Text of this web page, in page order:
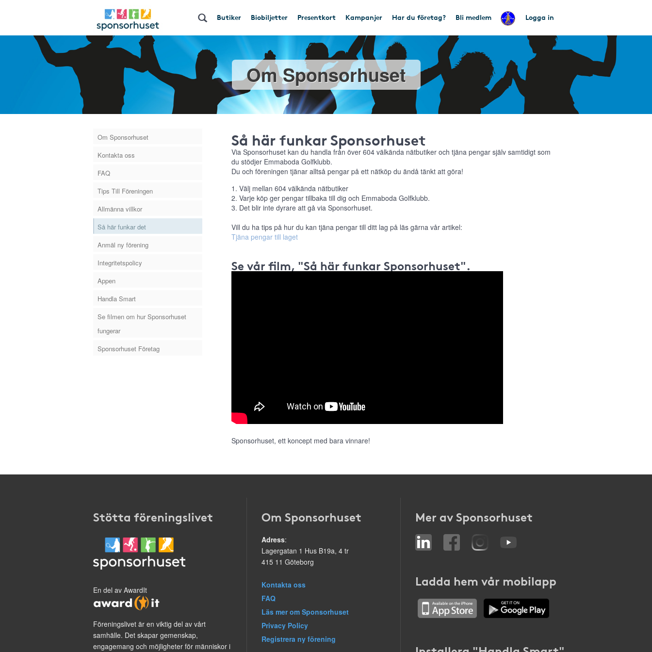
Butiker Biobiljetter Presentkort Kampanjer Har du företag? Bli medlem Logga in
Om Sponsorhuset
Om Sponsorhuset
Kontakta oss
FAQ
Tips Till Föreningen
Allmänna villkor
Så här funkar det
Anmäl ny förening
Integritetspolicy
Appen
Handla Smart
Se filmen om hur Sponsorhuset
fungerar
Sponsorhuset Företag
Så här funkar Sponsorhuset
Via Sponsorhuset kan du handla från över 604 välkända nätbutiker och tjäna pengar själv samtidigt som
du stödjer Emmaboda Golfklubb.
Du och föreningen tjänar alltså pengar på ett nätköp du ändå tänkt att göra!
1. Välj mellan 604 välkända nätbutiker
2. Varje köp ger pengar tillbaka till dig och Emmaboda Golfklubb.
3. Det blir inte dyrare att gå via Sponsorhuset.
Vill du ha tips på hur du kan tjäna pengar till ditt lag på läs gärna vår artikel:
Tjäna pengar till laget
Se vår film, "Så här funkar Sponsorhuset".
Sponsorhuset, ett koncept med bara vinnare!
Stötta föreningslivet
En del av AwardIt
Föreningslivet är en viktig del av vårt
samhälle. Det skapar gemenskap,
engagemang och möjligheter för människor i
Om Sponsorhuset
Adress:
Lagergatan 1 Hus B19a, 4 tr
415 11 Göteborg
Kontakta oss
FAQ
Läs mer om Sponsorhuset
Privacy Policy
Registrera ny förening
Mer av Sponsorhuset
Ladda hem vår mobilapp